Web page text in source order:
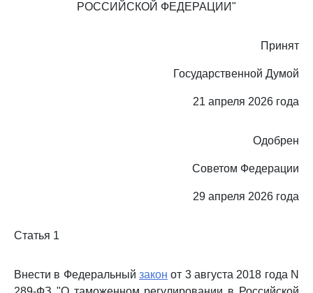
РОССИЙСКОЙ ФЕДЕРАЦИИ"
Принят
Государственной Думой
21 апреля 2026 года
Одобрен
Советом Федерации
29 апреля 2026 года
Статья 1
Внести в Федеральный закон от 3 августа 2018 года N